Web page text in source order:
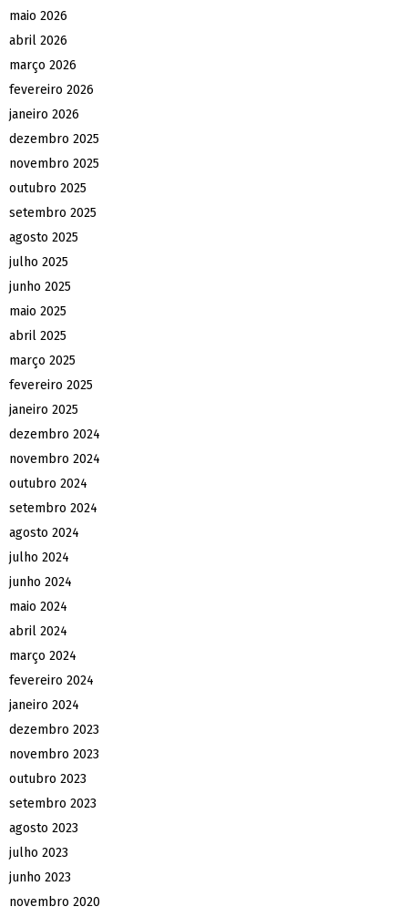
maio 2026
abril 2026
março 2026
fevereiro 2026
janeiro 2026
dezembro 2025
novembro 2025
outubro 2025
setembro 2025
agosto 2025
julho 2025
junho 2025
maio 2025
abril 2025
março 2025
fevereiro 2025
janeiro 2025
dezembro 2024
novembro 2024
outubro 2024
setembro 2024
agosto 2024
julho 2024
junho 2024
maio 2024
abril 2024
março 2024
fevereiro 2024
janeiro 2024
dezembro 2023
novembro 2023
outubro 2023
setembro 2023
agosto 2023
julho 2023
junho 2023
novembro 2020